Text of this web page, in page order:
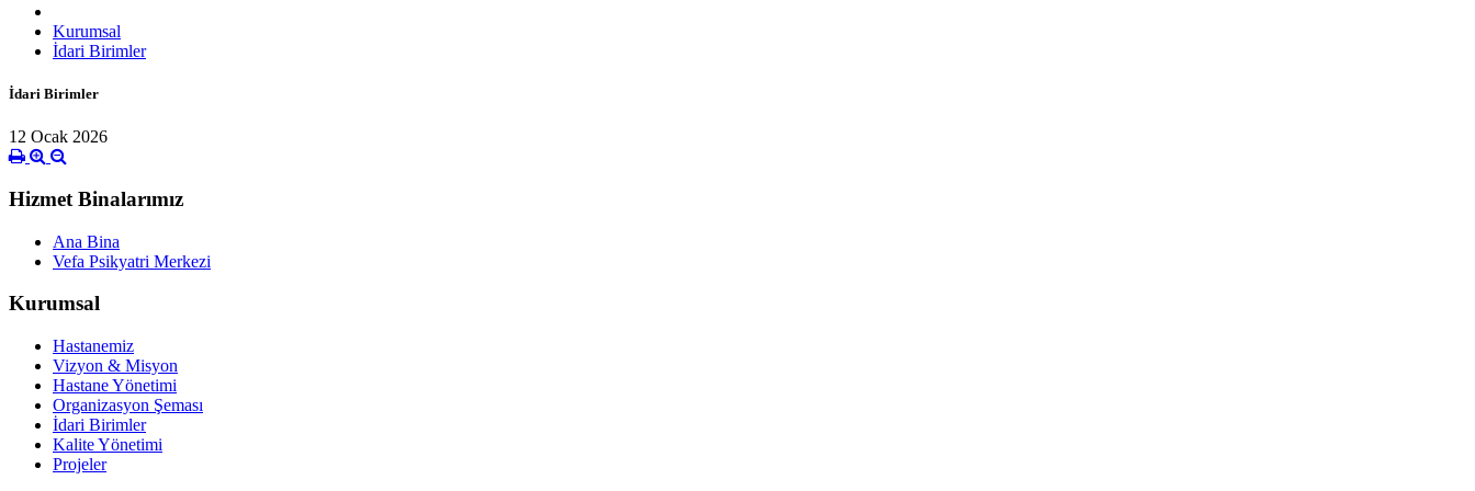
Kurumsal
İdari Birimler
İdari Birimler
12 Ocak 2026
Hizmet Binalarımız
Ana Bina
Vefa Psikyatri Merkezi
Kurumsal
Hastanemiz
Vizyon & Misyon
Hastane Yönetimi
Organizasyon Şeması
İdari Birimler
Kalite Yönetimi
Projeler